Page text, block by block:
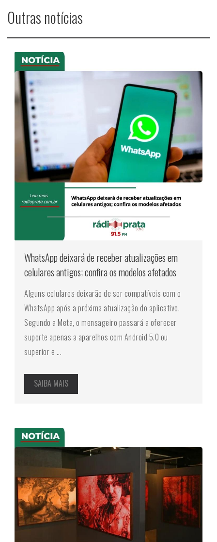
Outras notícias
WhatsApp deixará de receber atualizações em
celulares antigos; confira os modelos afetados
Alguns celulares deixarão de ser compatíveis com o
WhatsApp após a próxima atualização do aplicativo.
Segundo a Meta, o mensageiro passará a oferecer
suporte apenas a aparelhos com Android 5.0 ou
superior e ...
SAIBA MAIS